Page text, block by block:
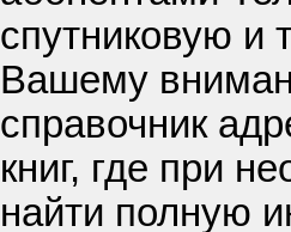
спутниковую и
Вашему
справочник
книг, где при
найти полную